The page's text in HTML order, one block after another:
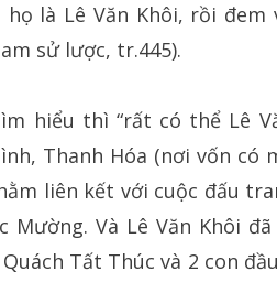
là Lê Văn Khôi, rồi đem
sử lược, tr.445).
hiểu thì “rất có thể Lê
Thanh Hóa (nơi vốn có
liên kết với cuộc đấu
Và Lê Văn Khôi
Tất Thúc và 2 con